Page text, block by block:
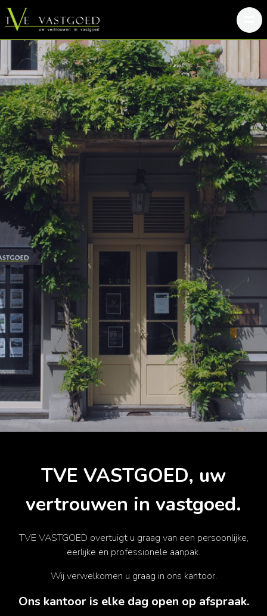
TVE VASTGOED, uw
vertrouwen in vastgoed.
TVE VASTGOED overtuigt u graag van een persoonlijke,
eerlijke en professionele aanpak.
Wij verwelkomen u graag in ons kantoor.
Ons kantoor is elke dag open op afspraak.